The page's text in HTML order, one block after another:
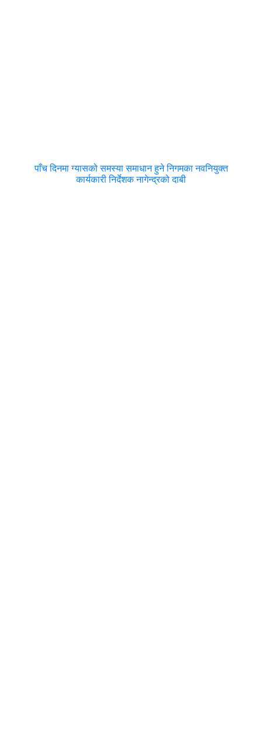
पाँच दिनमा ग्यासको समस्या समाधान हुने निगमका नवनियुक्त
कार्यकारी निर्देशक नागेन्द्रको दाबी